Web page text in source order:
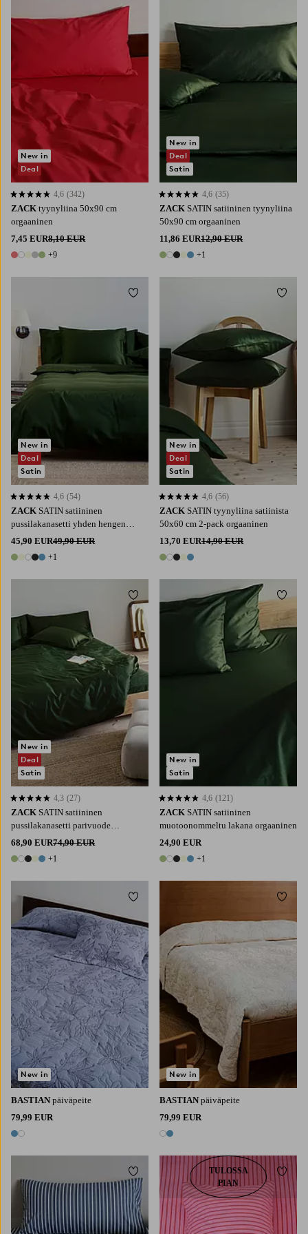
ZACK tyynyliina 50x90 cm
orgaaninen
7,45 EUR8,10 EUR
14 värejä
+9
4,6 perustuen 342 arvosanaan
4,6 (342)
New in
Deal
ZACK SATIN satiininen tyynyliina
50x90 cm orgaaninen
11,86 EUR12,90 EUR
6 värejä
+1
4,6 perustuen 35 arvosanaan
4,6 (35)
New in
Deal
Satin
ZACK SATIN satiininen
pussilakanasetti yhden hengen
vuode orgaaninen
45,90 EUR49,90 EUR
6 värejä
+1
4,6 perustuen 54 arvosanaan
4,6 (54)
New in
Deal
Satin
Lisää suosikkeihin
ZACK SATIN tyynyliina satiinista
50x60 cm 2-pack orgaaninen
13,70 EUR14,90 EUR
5 värejä
4,6 perustuen 56 arvosanaan
4,6 (56)
New in
Deal
Satin
Lisää
ZACK SATIN satiininen
pussilakanasetti parivuode
orgaaninen
68,90 EUR74,90 EUR
6 värejä
+1
4,3 perustuen 27 arvosanaan
4,3 (27)
New in
Deal
Satin
Lisää suosikkeihin
ZACK SATIN satiininen
muotoonommeltu lakana orgaaninen
24,90 EUR
6 värejä
+1
4,6 perustuen 121 arvosanaan
4,6 (121)
New in
Satin
Lisää
120X200 140X200160X200
BASTIAN päiväpeite
79,99 EUR
2 värejä
New in
Lisää suosikkeihin
150X260180X260 260X260
BASTIAN päiväpeite
79,99 EUR
2 värejä
New in
Lisää
150X260180X260
Lisää suosikkeihin TULOSSA
PIAN
Lisää